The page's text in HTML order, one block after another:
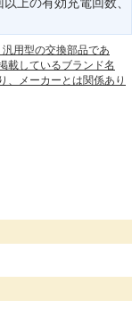
上の有効充電回数、
用型の交換部品であ
載しているブランド名
、メーカーとは関係あり